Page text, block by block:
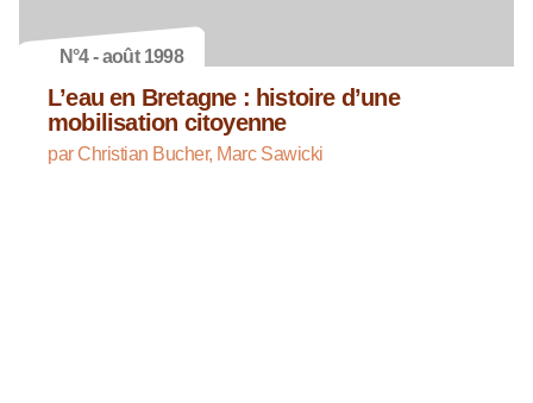
N°4 - août 1998
L’eau en Bretagne : histoire d’une
mobilisation citoyenne
par Christian Bucher, Marc Sawicki